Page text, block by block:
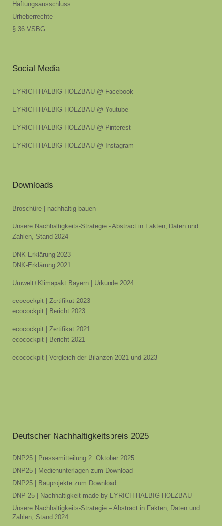
Haftungsausschluss
Urheberrechte
§ 36 VSBG
Social Media
EYRICH-HALBIG HOLZBAU @ Facebook
EYRICH-HALBIG HOLZBAU @ Youtube
EYRICH-HALBIG HOLZBAU @ Pinterest
EYRICH-HALBIG HOLZBAU @ Instagram
Downloads
Broschüre | nachhaltig bauen
Unsere Nachhaltigkeits-Strategie - Abstract in Fakten, Daten und
Zahlen, Stand 2024
DNK-Erklärung 2023
DNK-Erklärung 2021
Umwelt+Klimapakt Bayern | Urkunde 2024
ecocockpit | Zertifikat 2023
ecocockpit | Bericht 2023
ecocockpit | Zertifikat 2021
ecocockpit | Bericht 2021
ecocockpit | Vergleich der Bilanzen 2021 und 2023
Deutscher Nachhaltigkeitspreis 2025
DNP25 | Pressemitteilung 2. Oktober 2025
DNP25 | Medienunterlagen zum Download
DNP25 | Bauprojekte zum Download
DNP 25 | Nachhaltigkeit made by EYRICH-HALBIG HOLZBAU
Unsere Nachhaltigkeits-Strategie – Abstract in Fakten, Daten und
Zahlen, Stand 2024